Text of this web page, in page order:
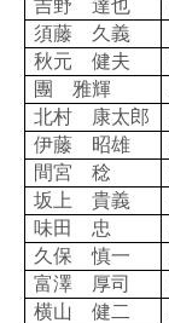
吉野 達也
須藤 久義
秋元 健夫
團 雅輝
北村 康太郎
伊藤 昭雄
間宮 稔
坂上 貴義
味田 忠
久保 慎一
富澤 厚司
横山 健二